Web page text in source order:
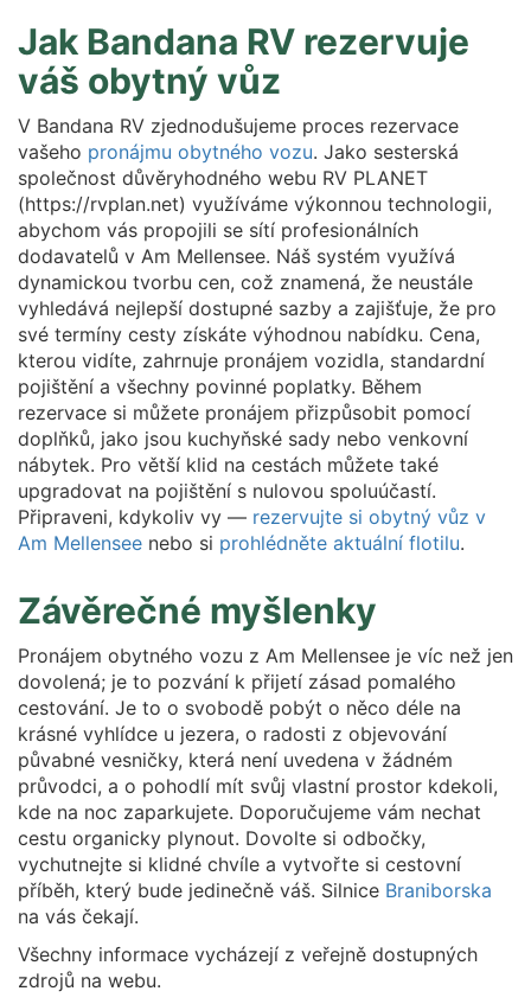
Jak Bandana RV rezervuje
váš obytný vůz
V Bandana RV zjednodušujeme proces rezervace
vašeho pronájmu obytného vozu. Jako sesterská
společnost důvěryhodného webu RV PLANET
(https://rvplan.net) využíváme výkonnou technologii,
abychom vás propojili se sítí profesionálních
dodavatelů v Am Mellensee. Náš systém využívá
dynamickou tvorbu cen, což znamená, že neustále
vyhledává nejlepší dostupné sazby a zajišťuje, že pro
své termíny cesty získáte výhodnou nabídku. Cena,
kterou vidíte, zahrnuje pronájem vozidla, standardní
pojištění a všechny povinné poplatky. Během
rezervace si můžete pronájem přizpůsobit pomocí
doplňků, jako jsou kuchyňské sady nebo venkovní
nábytek. Pro větší klid na cestách můžete také
upgradovat na pojištění s nulovou spoluúčastí.
Připraveni, kdykoliv vy — rezervujte si obytný vůz v
Am Mellensee nebo si prohlédněte aktuální flotilu.
Závěrečné myšlenky
Pronájem obytného vozu z Am Mellensee je víc než jen
dovolená; je to pozvání k přijetí zásad pomalého
cestování. Je to o svobodě pobýt o něco déle na
krásné vyhlídce u jezera, o radosti z objevování
půvabné vesničky, která není uvedena v žádném
průvodci, a o pohodlí mít svůj vlastní prostor kdekoli,
kde na noc zaparkujete. Doporučujeme vám nechat
cestu organicky plynout. Dovolte si odbočky,
vychutnejte si klidné chvíle a vytvořte si cestovní
příběh, který bude jedinečně váš. Silnice Braniborska
na vás čekají.
Všechny informace vycházejí z veřejně dostupných
zdrojů na webu.